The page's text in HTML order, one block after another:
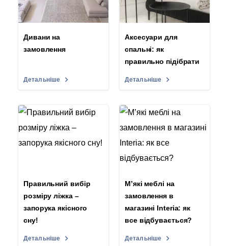
Дивани на
замовлення
Детальніше
Аксесуари для
спальні: як
правильно підібрати
Детальніше
Правильний вибір
розміру ліжка –
запорука якісного
сну!
Детальніше
М’які меблі на
замовлення в
магазині Interia: як
все відбувається?
Детальніше